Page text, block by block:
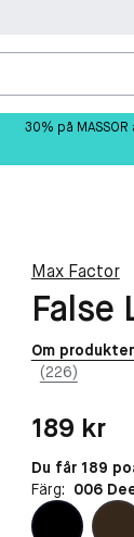
30% på
Max Factor
False
Om
(226)
Färg: 006
Pris: 189 kr
189 kr
Du får 189